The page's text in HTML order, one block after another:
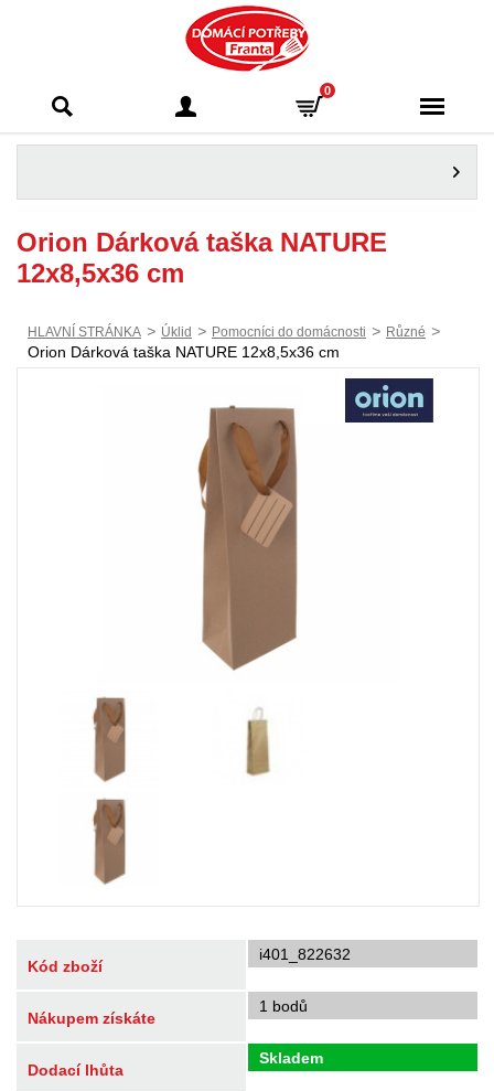
Franta - Příbram
0
Orion Dárková taška NATURE
12x8,5x36 cm
HLAVNÍ STRÁNKA > Úklid > Pomocníci do domácnosti > Různé >
Orion Dárková taška NATURE 12x8,5x36 cm
Kód zboží
i401_822632
Nákupem získáte
1 bodů
Dodací lhůta
Skladem